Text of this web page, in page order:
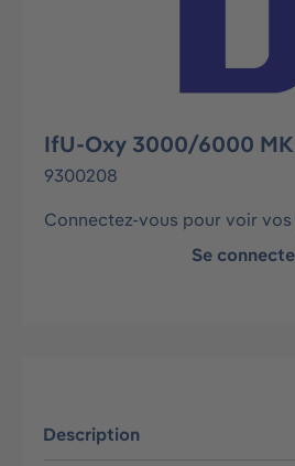
IfU-Oxy 3000/6000
9300208
Connectez-vous pour voir
Se
Description